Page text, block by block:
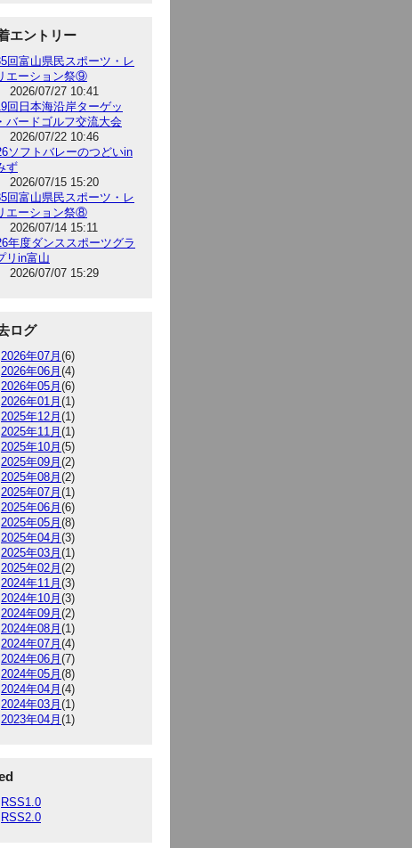
エントリー
回富山県民スポーツ・レ
エーション祭⑨
2026/07/27 10:41
回日本海沿岸ターゲッ
バードゴルフ交流大会
2026/07/22 10:46
ソフトバレーのつどいin
ず
2026/07/15 15:20
回富山県民スポーツ・レ
エーション祭⑧
2026/07/14 15:11
年度ダンススポーツグラ
リin富山
2026/07/07 15:29
ログ
2026年07月 (6)
2026年06月 (4)
2026年05月 (6)
2026年01月 (1)
2025年12月 (1)
2025年11月 (1)
2025年10月 (5)
2025年09月 (2)
2025年08月 (2)
2025年07月 (1)
2025年06月 (6)
2025年05月 (8)
2025年04月 (3)
2025年03月 (1)
2025年02月 (2)
2024年11月 (3)
2024年10月 (3)
2024年09月 (2)
2024年08月 (1)
2024年07月 (4)
2024年06月 (7)
2024年05月 (8)
2024年04月 (4)
2024年03月 (1)
2023年04月 (1)
RSS1.0
RSS2.0